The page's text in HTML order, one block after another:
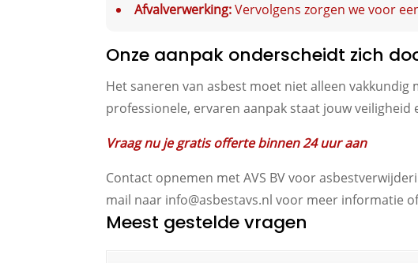
Afvalverwerking:Vervolgens zorgen we voor
Onze aanpak onderscheidt zich
Het saneren van asbest moet niet alleen vakkundig
professionele, ervaren aanpak staat jouw
Vraag nu je gratis offerte binnen 24 uur aan
Contact opnemen met AVS BV voor
mail naar info@asbestavs.nl voor meer informatie
Meest gestelde vragen